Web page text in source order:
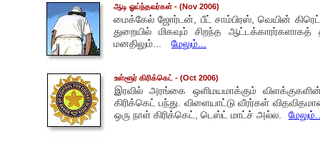
ஆடி ஓய்ந்தவர்கள் - (Nov 2006)
மைக்கேல் ஜோர்டன், பீட் சாம்பிரஸ், வெயின்
துறையில் மிகவும் சிறந்த
மனதிலும்...
மேலும்...
உள்ளூர் கிரிக்கெட் - (Oct 2006)
இரவில் அரங்கை ஒளிமயமாக்கும்
கிரிக்கெட் பந்து. விளையாட்டு வீரர்கள்
ஒரு நாள் கிரிக்கெட், டெஸ்ட் மாட்ச் அல்ல.